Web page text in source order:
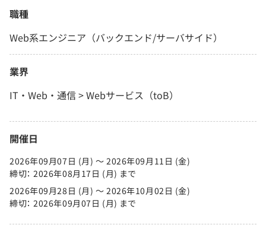
職種
Web系エンジニア（バックエンド/サーバサイド）
業界
IT・Web・通信 > Webサービス（toB）
開催日
2026年09月07日 (月) 〜 2026年09月11日 (金)
締切： 2026年08月17日 (月) まで
2026年09月28日 (月) 〜 2026年10月02日 (金)
締切： 2026年09月07日 (月) まで